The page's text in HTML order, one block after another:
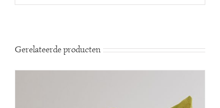
Gerelateerde producten